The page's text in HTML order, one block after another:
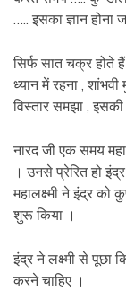
….. इसका ज्ञान होना
सिर्फ सात चक्र होते हैं
ध्यान में रहना ,
विस्तार समझा ,
नारद जी एक समय
। उनसे प्रेरित हो
महालक्ष्मी ने इंद्र को
शुरू किया ।
इंद्र ने लक्ष्मी से
करने चाहिए ।